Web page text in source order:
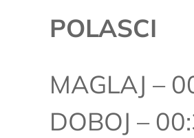
POLASCI
MAGLAJ –
DOBOJ –